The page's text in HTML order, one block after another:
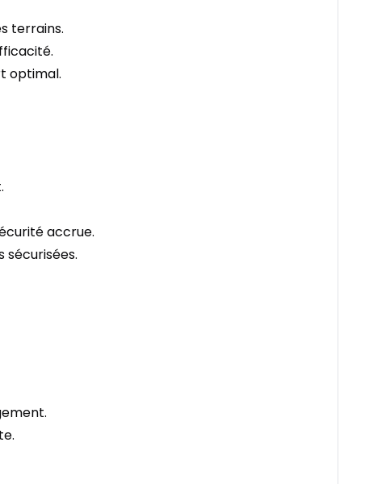
terrains.
optimal.
accrue.